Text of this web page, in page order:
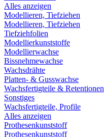
Alles anzeigen
Modellieren, Tiefziehen
Modellieren, Tiefziehen
Tiefziehfolien
Modellierkunststoffe
Modellierwachse
Bissnehmewachse
Wachsdrähte
Platten- & Gusswachse
Wachsfertigteile & Retentionen
Sonstiges
Wachsfertigteile, Profile
Alles anzeigen
Prothesenkunststoff
Prothesenkunststoff